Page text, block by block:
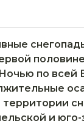
половине
по всей
и юго-